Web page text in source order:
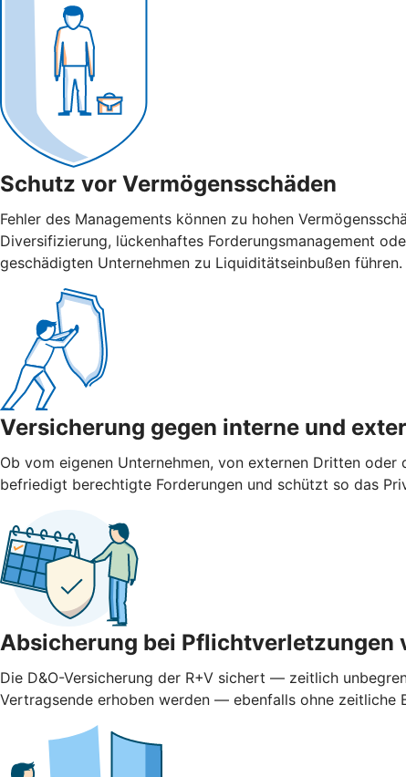
Schutz vor Vermögensschäden
Fehler des Managements können zu hohen
Diversifizierung, lückenhaftes Forderungsmanagement
geschädigten Unternehmen zu Liquiditätseinbußen führen.
Versicherung gegen interne und
Ob vom eigenen Unternehmen, von externen Dritten
befriedigt berechtigte Forderungen und schützt so das
Absicherung bei Pflichtverletzungen
Die D&O-Versicherung der R+V sichert — zeitlich
Vertragsende erhoben werden — ebenfalls ohne zeitliche